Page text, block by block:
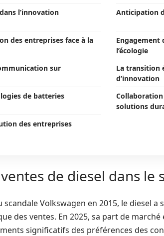
l’innovation
Anticipation
des entreprises face à la
Engagement
l’écologie
sur
La transition
d’innovation
de batteries
solutions
des entreprises
de diesel dans
scandale Volkswagen en 2015, le diesel
des ventes. En 2025, sa part de
significatifs des préférences des